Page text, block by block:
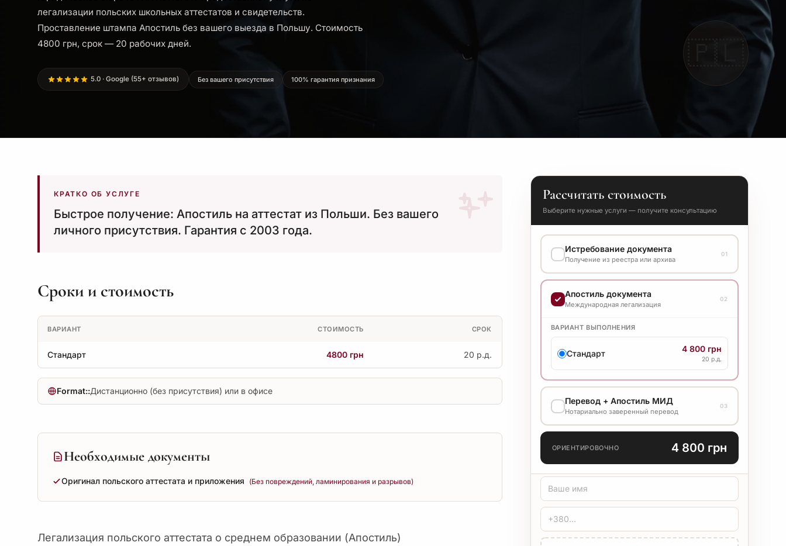
легализации польских школьных аттестатов и свидетельств.
Проставление штампа Апостиль без вашего выезда в Польшу. Стоимость
4800 грн, срок — 20 рабочих дней.
5.0 · Google (55+ отзывов) Без вашего присутствия 100% гарантия признания
КРАТКО ОБ УСЛУГЕ
Быстрое получение: Апостиль на аттестат из Польши. Без вашего
личного присутствия. Гарантия с 2003 года.
Сроки и стоимость
ВАРИАНТ СТОИМОСТЬ СРОК
Стандарт 4800 грн 20 р.д.
Format::Дистанционно (без присутствия) или в офисе
Необходимые документы
Оригинал польского аттестата и приложения (Без повреждений, ламинирования и разрывов)
Легализация польского аттестата о среднем образовании (Апостиль)
Рассчитать стоимость
Выберите нужные услуги — получите консультацию
Истребование документа
Получение из реестра или архива
01
ВАРИАНТ ВЫПОЛНЕНИЯ
Уточняйте стоимость у менеджера
Апостиль документа
Международная легализация
02
ВАРИАНТ ВЫПОЛНЕНИЯ
Стандарт 4 800 грн
20 р.д.
Перевод + Апостиль МИД
Нотариально заверенный перевод
03
ТИП ПЕРЕВОДА
ЗАВЕРЕНИЕ
Печать бюро Нотариус
ОРИЕНТИРОВОЧНО 4 800 грн